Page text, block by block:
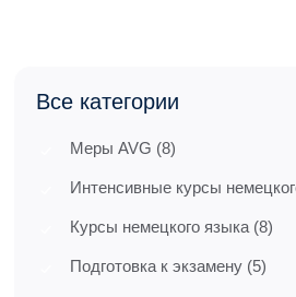
Все категории
Меры AVG (8)
Интенсивные курсы
Курсы немецкого языка (8)
Подготовка к экзамену (5)